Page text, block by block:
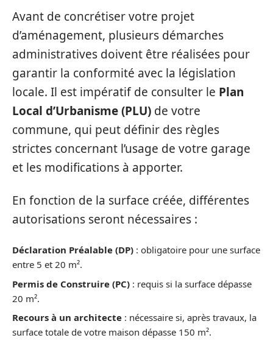
Avant de concrétiser votre projet
d’aménagement, plusieurs démarches
administratives doivent être réalisées pour
garantir la conformité avec la législation
locale. Il est impératif de consulter le Plan
Local d’Urbanisme (PLU) de votre
commune, qui peut définir des règles
strictes concernant l’usage de votre garage
et les modifications à apporter.
En fonction de la surface créée, différentes
autorisations seront nécessaires :
Déclaration Préalable (DP) : obligatoire pour une surface
entre 5 et 20 m².
Permis de Construire (PC) : requis si la surface dépasse
20 m².
Recours à un architecte : nécessaire si, après travaux, la
surface totale de votre maison dépasse 150 m².